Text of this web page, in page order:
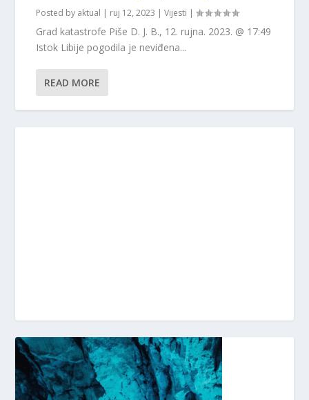
Posted by aktual | ruj 12, 2023 |Vijesti |
Grad katastrofe Piše D. J. B., 12. rujna. 2023. @ 17:49
Istok Libije pogodila je neviđena...
READ MORE